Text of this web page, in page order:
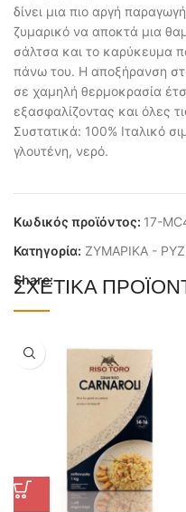
δίνει μια πιο αργή
ζυμαρικό να αποκτά μια
σάλτσα και το καρύκευμα
πάνω του. Η αποξήρανση
σε χαμηλή θερμοκρασία
εξασφαλίζοντας και όλες
Συστατικά: 100% Ιταλικό
γλουτένη, νερό.
Κωδικός προϊόντος: 17-
Κατηγορία: ΖΥΜΑΡΙΚΑ -
Share:
ΣΧΕΤΙΚΆ